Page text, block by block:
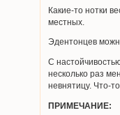
Какие-то нотки
местных.
Эдентонцев
С
несколько раз
невнятицу. Что-
ПРИМЕЧАНИЕ: